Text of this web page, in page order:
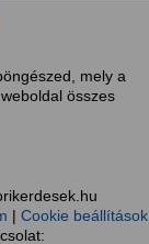
mely a
összes
| Cookie beállítások